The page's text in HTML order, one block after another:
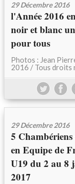
29 Décembre 2016
l'Année 2016
noir et blanc
pour tous
Photos : Jean
2016 / Tous droits
29 Décembre 2016
5 Chambériens
en Equipe de
U19 du 2 au 8
2017